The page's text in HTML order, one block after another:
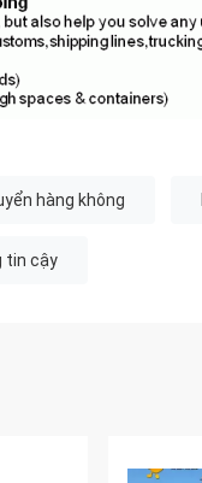
hàng không
tin cậy